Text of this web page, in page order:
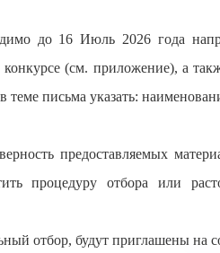
до 16Июль 2026 года
конкурсе (см. приложение), а
теме письма указать:
предоставляемых
процедуру отбора или
отбор, будут приглашены на